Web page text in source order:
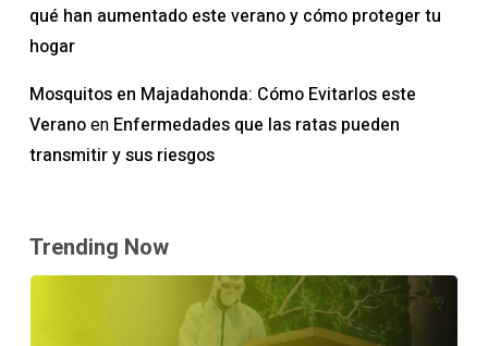
qué han aumentado este verano y cómo proteger tu
hogar
Mosquitos en Majadahonda: Cómo Evitarlos este
Veranoen Enfermedades que las ratas pueden
transmitir y sus riesgos
Trending Now